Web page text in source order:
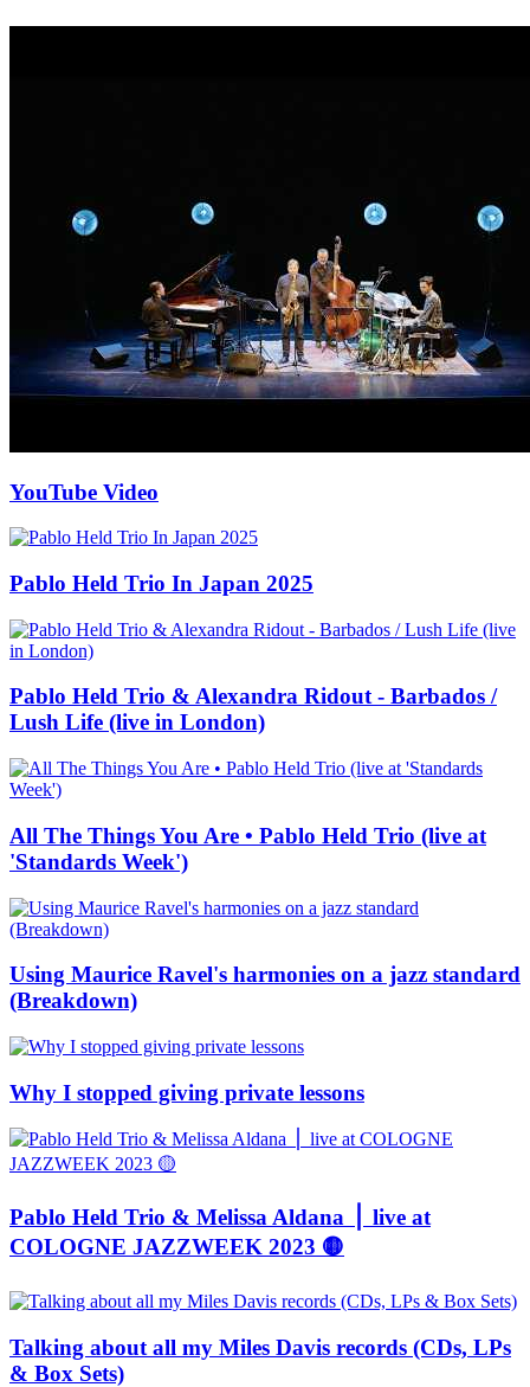
YouTube Video
Pablo Held Trio In Japan 2025
Pablo Held Trio & Alexandra Ridout - Barbados /
Lush Life (live in London)
All The Things You Are • Pablo Held Trio (live at
'Standards Week')
Using Maurice Ravel's harmonies on a jazz standard
(Breakdown)
Why I stopped giving private lessons
Pablo Held Trio & Melissa Aldana ⎪ live at
COLOGNE JAZZWEEK 2023 🟡
Talking about all my Miles Davis records (CDs, LPs
& Box Sets)